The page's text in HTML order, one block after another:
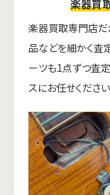
楽器買
楽器買取専門店だ
品などを細かく査
ーツも1点ずつ査
スにお任せください